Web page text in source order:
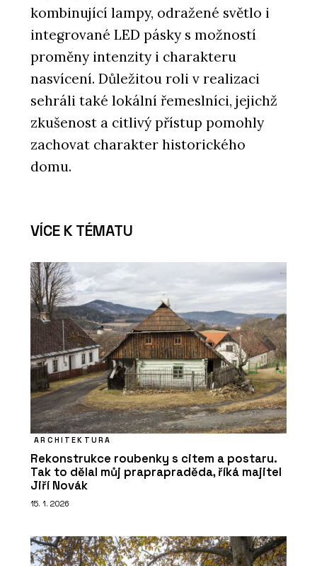
kombinující lampy, odražené světlo i
integrované LED pásky s možností
proměny intenzity i charakteru
nasvícení. Důležitou roli v realizaci
sehráli také lokální řemeslníci, jejichž
zkušenost a citlivý přístup pomohly
zachovat charakter historického
domu.
VÍCE K TÉMATU
ARCHITEKTURA
Rekonstrukce roubenky s citem a postaru.
Tak to dělal můj praprapraděda, říká majitel
Jiří Novák
15. 1. 2026